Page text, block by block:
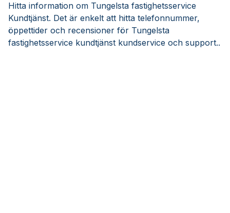
Hitta information om Tungelsta fastighetsservice
Kundtjänst. Det är enkelt att hitta telefonnummer,
öppettider och recensioner för Tungelsta
fastighetsservice kundtjänst kundservice och support..